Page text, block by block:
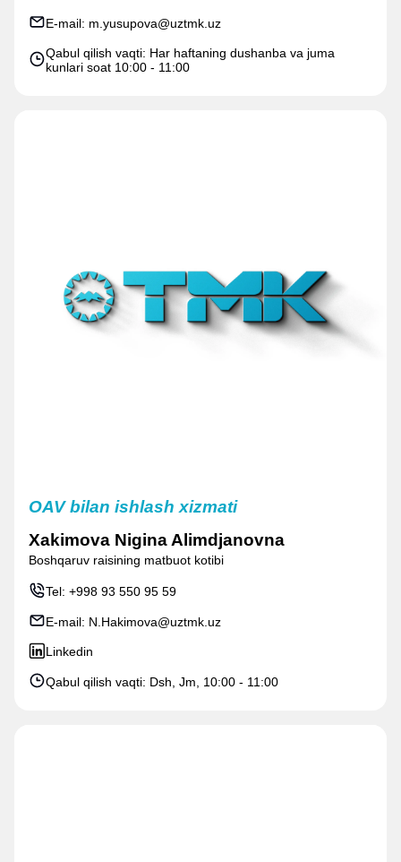
E-mail: m.yusupova@uztmk.uz
Qabul qilish vaqti: Har haftaning dushanba va juma
kunlari soat 10:00 - 11:00
OAV bilan ishlash xizmati
Xakimova Nigina Alimdjanovna
Boshqaruv raisining matbuot kotibi
Tel:+998 93 550 95 59
E-mail: N.Hakimova@uztmk.uz
Linkedin
Qabul qilish vaqti: Dsh, Jm, 10:00 - 11:00